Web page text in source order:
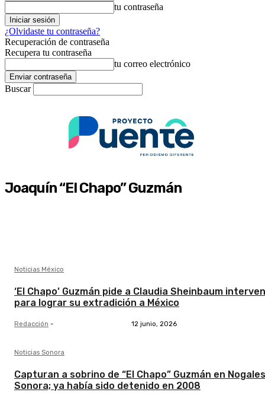
tu contraseña
¿Olvidaste tu contraseña?
Recuperación de contraseña
Recupera tu contraseña
tu correo electrónico
Buscar
Joaquín “El Chapo” Guzmán
Noticias México
‘El Chapo’ Guzmán pide a Claudia Sheinbaum
para lograr su extradición a México
Redacción - 12 junio, 2026
Noticias Sonora
Capturan a sobrino de “El Chapo” Guzmán en
Sonora; ya había sido detenido en 2008